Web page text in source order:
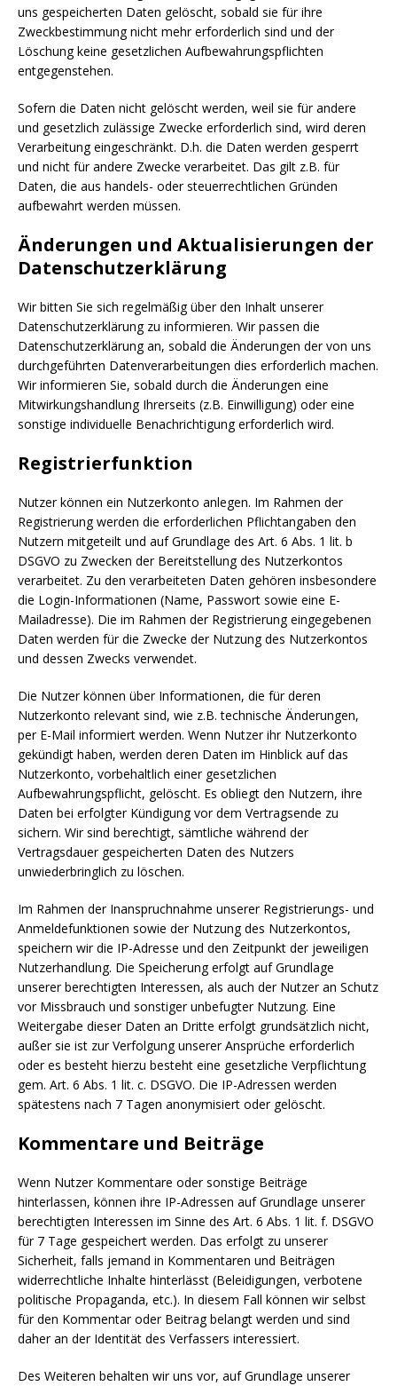
uns gespeicherten Daten gelöscht, sobald sie für ihre
Zweckbestimmung nicht mehr erforderlich sind und der
Löschung keine gesetzlichen Aufbewahrungspflichten
entgegenstehen.
Sofern die Daten nicht gelöscht werden, weil sie für andere
und gesetzlich zulässige Zwecke erforderlich sind, wird deren
Verarbeitung eingeschränkt. D.h. die Daten werden gesperrt
und nicht für andere Zwecke verarbeitet. Das gilt z.B. für
Daten, die aus handels- oder steuerrechtlichen Gründen
aufbewahrt werden müssen.
Änderungen und Aktualisierungen der
Datenschutzerklärung
Wir bitten Sie sich regelmäßig über den Inhalt unserer
Datenschutzerklärung zu informieren. Wir passen die
Datenschutzerklärung an, sobald die Änderungen der von uns
durchgeführten Datenverarbeitungen dies erforderlich machen.
Wir informieren Sie, sobald durch die Änderungen eine
Mitwirkungshandlung Ihrerseits (z.B. Einwilligung) oder eine
sonstige individuelle Benachrichtigung erforderlich wird.
Registrierfunktion
Nutzer können ein Nutzerkonto anlegen. Im Rahmen der
Registrierung werden die erforderlichen Pflichtangaben den
Nutzern mitgeteilt und auf Grundlage des Art. 6 Abs. 1 lit. b
DSGVO zu Zwecken der Bereitstellung des Nutzerkontos
verarbeitet. Zu den verarbeiteten Daten gehören insbesondere
die Login-Informationen (Name, Passwort sowie eine E-
Mailadresse). Die im Rahmen der Registrierung eingegebenen
Daten werden für die Zwecke der Nutzung des Nutzerkontos
und dessen Zwecks verwendet.
Die Nutzer können über Informationen, die für deren
Nutzerkonto relevant sind, wie z.B. technische Änderungen,
per E-Mail informiert werden. Wenn Nutzer ihr Nutzerkonto
gekündigt haben, werden deren Daten im Hinblick auf das
Nutzerkonto, vorbehaltlich einer gesetzlichen
Aufbewahrungspflicht, gelöscht. Es obliegt den Nutzern, ihre
Daten bei erfolgter Kündigung vor dem Vertragsende zu
sichern. Wir sind berechtigt, sämtliche während der
Vertragsdauer gespeicherten Daten des Nutzers
unwiederbringlich zu löschen.
Im Rahmen der Inanspruchnahme unserer Registrierungs- und
Anmeldefunktionen sowie der Nutzung des Nutzerkontos,
speichern wir die IP-Adresse und den Zeitpunkt der jeweiligen
Nutzerhandlung. Die Speicherung erfolgt auf Grundlage
unserer berechtigten Interessen, als auch der Nutzer an Schutz
vor Missbrauch und sonstiger unbefugter Nutzung. Eine
Weitergabe dieser Daten an Dritte erfolgt grundsätzlich nicht,
außer sie ist zur Verfolgung unserer Ansprüche erforderlich
oder es besteht hierzu besteht eine gesetzliche Verpflichtung
gem. Art. 6 Abs. 1 lit. c. DSGVO. Die IP-Adressen werden
spätestens nach 7 Tagen anonymisiert oder gelöscht.
Kommentare und Beiträge
Wenn Nutzer Kommentare oder sonstige Beiträge
hinterlassen, können ihre IP-Adressen auf Grundlage unserer
berechtigten Interessen im Sinne des Art. 6 Abs. 1 lit. f. DSGVO
für 7 Tage gespeichert werden. Das erfolgt zu unserer
Sicherheit, falls jemand in Kommentaren und Beiträgen
widerrechtliche Inhalte hinterlässt (Beleidigungen, verbotene
politische Propaganda, etc.). In diesem Fall können wir selbst
für den Kommentar oder Beitrag belangt werden und sind
daher an der Identität des Verfassers interessiert.
Des Weiteren behalten wir uns vor, auf Grundlage unserer